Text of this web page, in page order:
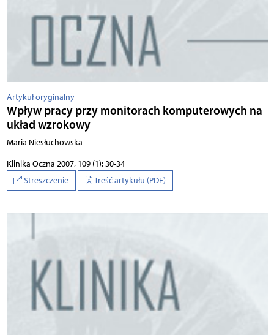
Artykuł oryginalny
Wpływ pracy przy monitorach komputerowych na
układ wzrokowy
Maria Niesłuchowska
Klinika Oczna 2007, 109 (1): 30-34
Streszczenie
Treść artykułu (PDF)